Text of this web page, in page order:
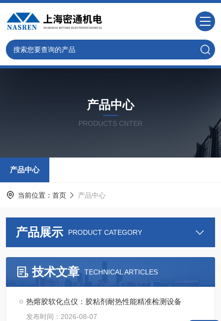
产品中心
PRODUCTS CNTER
产品中心
当前位置： 首页 产品中心
产品展示 PRODUCT CATEGORY
技术文章 TECHNICAL ARTICLES
热熔胶软化点仪：胶粘剂耐热性能精准检测设备
发布时间：2026-08-07